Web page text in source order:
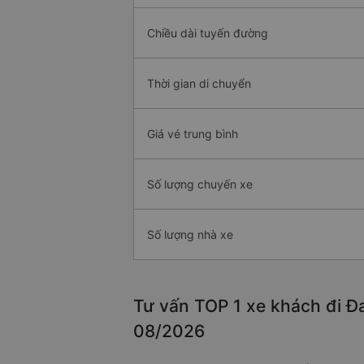
Chiều dài tuyến đường
Thời gian di chuyển
Giá vé trung bình
Số lượng chuyến xe
Số lượng nhà xe
Tư vấn TOP 1 xe khách đi
08/2026